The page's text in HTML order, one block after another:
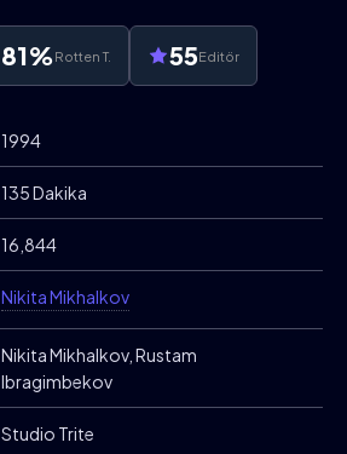
81%Rotten T. 55Editör
1994
135 Dakika
16,844
Nikita Mikhalkov
Nikita Mikhalkov, Rustam
Ibragimbekov
Studio Trite